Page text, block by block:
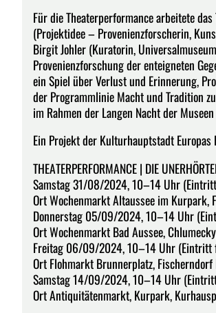
Für die Theaterperformance arbeitete
(Projektidee – Provenienzforscherin,
Birgit Johler (Kuratorin,
Provenienzforschung der enteigneten
ein Spiel über Verlust und Erinnerung,
der Programmlinie Macht und Tradition
im Rahmen der Langen Nacht der
Ein Projekt der Kulturhauptstadt
THEATERPERFORMANCE | DIE
Samstag 31/08/2024, 10–14 Uhr
Ort Wochenmarkt Altaussee im
Donnerstag 05/09/2024, 10–14 Uhr
Ort Wochenmarkt Bad Aussee,
Freitag 06/09/2024, 10–14 Uhr (Eintritt
Ort Flohmarkt Brunnerplatz,
Samstag 14/09/2024, 10–14 Uhr
Ort Antiquitätenmarkt, Kurpark,